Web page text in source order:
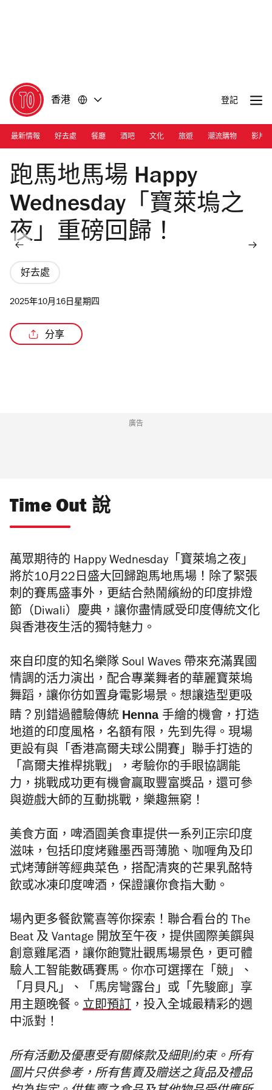
香港 登記
最新情報 好去處 餐廳 酒吧 文化 旅遊 潮流購物 影片
Photograph: Courtesy Hong Kong Jockey Club
跑馬地馬場 Happy
Wednesday「寶萊塢之
夜」重磅回歸！
好去處
2025年10月16日星期四
分享
廣告
Time Out 說
萬眾期待的 Happy Wednesday「寶萊塢之夜」
將於10月22日盛大回歸跑馬地馬場！除了緊張
刺的賽馬盛事外，更結合熱鬧繽紛的印度排燈
節（Diwali）慶典，讓你盡情感受印度傳統文化
與香港夜生活的獨特魅力。
來自印度的知名樂隊 Soul Waves 帶來充滿異國
情調的活力演出，配合專業舞者的華麗寶萊塢
舞蹈，讓你彷如置身電影場景。想讓造型更吸
睛？別錯過體驗傳統 Henna 手繪的機會，打造
地道的印度風格，名額有限，先到先得。現場
更設有與「香港高爾夫球公開賽」聯手打造的
「高爾夫推桿挑戰」，考驗你的手眼協調能
力，挑戰成功更有機會贏取豐富獎品，還可參
與遊戲大師的互動挑戰，樂趣無窮！
美食方面，啤酒園美食車提供一系列正宗印度
滋味，包括印度烤雞墨西哥薄脆、咖喱角及印
式烤薄餅等經典菜色，搭配清爽的芒果乳酩特
飲或冰凍印度啤酒，保證讓你食指大動。
場內更多餐飲驚喜等你探索！聯合看台的 The
Beat 及 Vantage 開放至午夜，提供國際美饌與
創意雞尾酒，讓你飽覽壯觀馬場景色，更可體
驗人工智能數碼賽馬。你亦可選擇在「競」、
「月貝凡」、「馬房彎露台」或「先駿廊」享
用主題晚餐。 立即預訂 ，投入全城最精彩的週
中派對！
所有活動及優惠受有關條款及細則約束。所有
圖片只供參考，所有售賣及贈送之貨品及禮品